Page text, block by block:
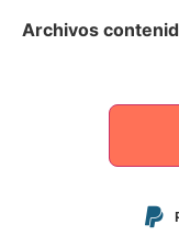
Archivos